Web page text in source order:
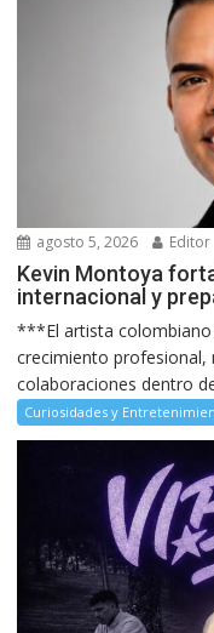
agosto 5, 2026 Editor
Kevin Montoya
internacional y
***El artista colombiano
crecimiento
colaboraciones dentro
Curiosidades y